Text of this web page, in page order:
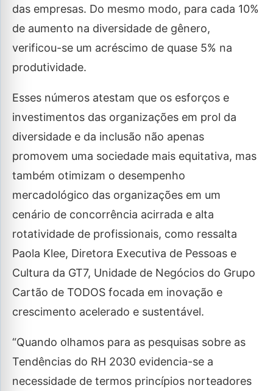
das empresas. Do mesmo modo, para cada 10%
de aumento na diversidade de gênero,
verificou-se um acréscimo de quase 5% na
produtividade.
Esses números atestam que os esforços e
investimentos das organizações em prol da
diversidade e da inclusão não apenas
promovem uma sociedade mais equitativa, mas
também otimizam o desempenho
mercadológico das organizações em um
cenário de concorrência acirrada e alta
rotatividade de profissionais, como ressalta
Paola Klee, Diretora Executiva de Pessoas e
Cultura da GT7, Unidade de Negócios do Grupo
Cartão de TODOS focada em inovação e
crescimento acelerado e sustentável.
“Quando olhamos para as pesquisas sobre as
Tendências do RH 2030 evidencia-se a
necessidade de termos princípios norteadores